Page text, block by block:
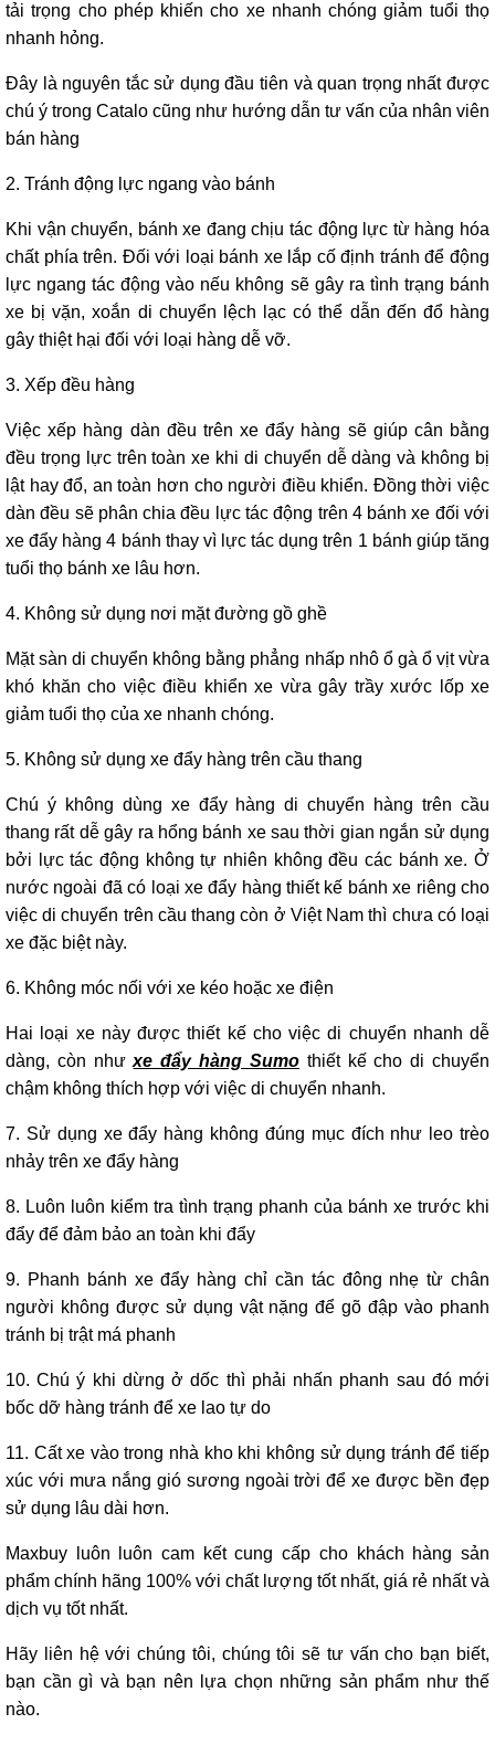
tải trọng cho phép khiến cho xe nhanh chóng giảm tuổi thọ
nhanh hỏng.
Đây là nguyên tắc sử dụng đầu tiên và quan trọng nhất được
chú ý trong Catalo cũng như hướng dẫn tư vấn của nhân viên
bán hàng
2. Tránh động lực ngang vào bánh
Khi vận chuyển, bánh xe đang chịu tác động lực từ hàng hóa
chất phía trên. Đối với loại bánh xe lắp cố định tránh để động
lực ngang tác động vào nếu không sẽ gây ra tình trạng bánh
xe bị vặn, xoắn di chuyển lệch lạc có thể dẫn đến đổ hàng
gây thiệt hại đối với loại hàng dễ vỡ.
3. Xếp đều hàng
Việc xếp hàng dàn đều trên xe đẩy hàng sẽ giúp cân bằng
đều trọng lực trên toàn xe khi di chuyển dễ dàng và không bị
lật hay đổ, an toàn hơn cho người điều khiển. Đồng thời việc
dàn đều sẽ phân chia đều lực tác động trên 4 bánh xe đối với
xe đẩy hàng 4 bánh thay vì lực tác dụng trên 1 bánh giúp tăng
tuổi thọ bánh xe lâu hơn.
4. Không sử dụng nơi mặt đường gồ ghề
Mặt sàn di chuyển không bằng phẳng nhấp nhô ổ gà ổ vịt vừa
khó khăn cho việc điều khiển xe vừa gây trầy xước lốp xe
giảm tuổi thọ của xe nhanh chóng.
5. Không sử dụng xe đẩy hàng trên cầu thang
Chú ý không dùng xe đẩy hàng di chuyển hàng trên cầu
thang rất dễ gây ra hổng bánh xe sau thời gian ngắn sử dụng
bởi lực tác động không tự nhiên không đều các bánh xe. Ở
nước ngoài đã có loại xe đẩy hàng thiết kế bánh xe riêng cho
việc di chuyển trên cầu thang còn ở Việt Nam thì chưa có loại
xe đặc biệt này.
6. Không móc nối với xe kéo hoặc xe điện
Hai loại xe này được thiết kế cho việc di chuyển nhanh dễ
dàng, còn nhưxe đẩy hàng Sumothiết kế cho di chuyển
chậm không thích hợp với việc di chuyển nhanh.
7. Sử dụng xe đẩy hàng không đúng mục đích như leo trèo
nhảy trên xe đẩy hàng
8. Luôn luôn kiểm tra tình trạng phanh của bánh xe trước khi
đẩy để đảm bảo an toàn khi đẩy
9. Phanh bánh xe đẩy hàng chỉ cần tác đông nhẹ từ chân
người không được sử dụng vật nặng để gõ đập vào phanh
tránh bị trật má phanh
10. Chú ý khi dừng ở dốc thì phải nhấn phanh sau đó mới
bốc dỡ hàng tránh để xe lao tự do
11. Cất xe vào trong nhà kho khi không sử dụng tránh để tiếp
xúc với mưa nắng gió sương ngoài trời để xe được bền đẹp
sử dụng lâu dài hơn.
Maxbuy luôn luôn cam kết cung cấp cho khách hàng sản
phẩm chính hãng 100% với chất lượng tốt nhất, giá rẻ nhất và
dịch vụ tốt nhất.
Hãy liên hệ với chúng tôi, chúng tôi sẽ tư vấn cho bạn biết,
bạn cần gì và bạn nên lựa chọn những sản phẩm như thế
nào.